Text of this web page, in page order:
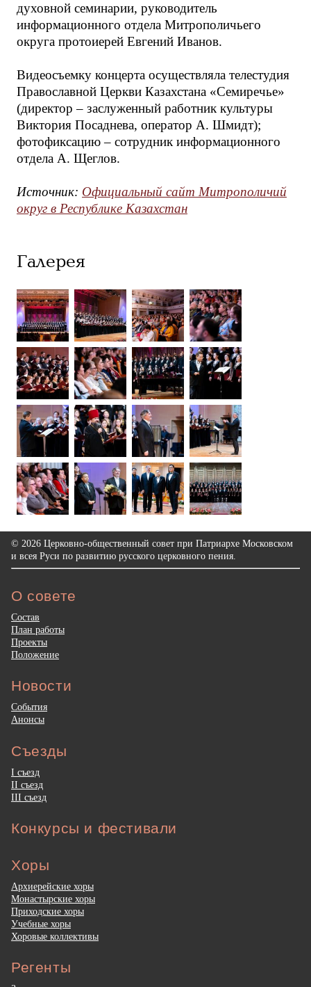
духовной семинарии, руководитель
информационного отдела Митрополичьего
округа протоиерей Евгений Иванов.
Видеосъемку концерта осуществляла телестудия
Православной Церкви Казахстана «Семиречье»
(директор – заслуженный работник культуры
Виктория Посаднева, оператор А. Шмидт);
фотофиксацию – сотрудник информационного
отдела А. Щеглов.
Источник: Официальный сайт Митрополичий
округ в Республике Казахстан
Галерея
© 2026 Церковно-общественный совет при Патриархе Московском
и всея Руси по развитию русского церковного пения.
О совете
Состав
План работы
Проекты
Положение
Новости
События
Анонсы
Съезды
I съезд
II съезд
III съезд
Конкурсы и фестивали
Хоры
Архиерейские хоры
Монастырские хоры
Приходские хоры
Учебные хоры
Хоровые коллективы
Регенты